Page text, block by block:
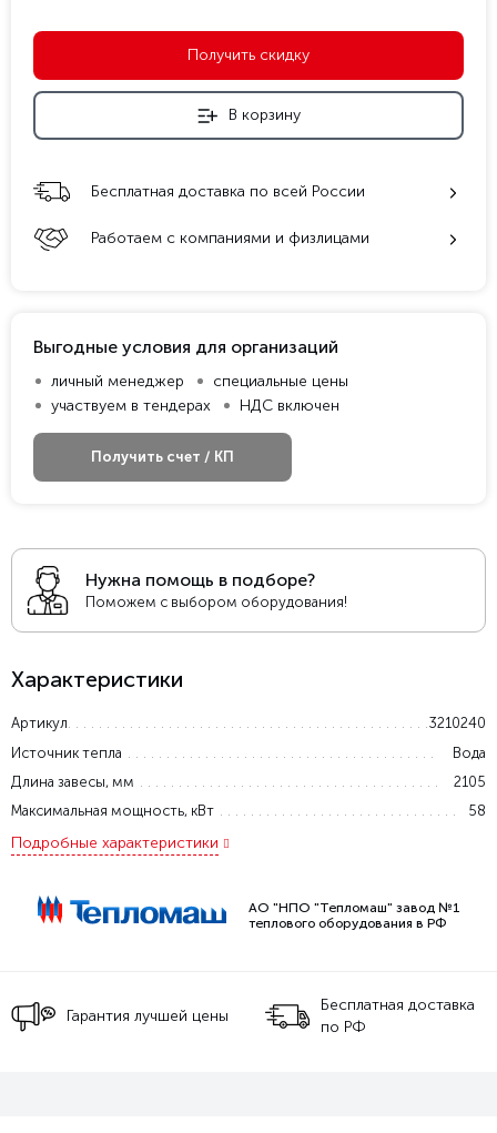
Нужна помощь в подборе?
Поможем с выбором оборудования!
Характеристики
Артикул
3210240
Источник тепла
Вода
Длина завесы, мм
2105
Максимальная мощность, кВт
58
Подробные характеристики
АО "НПО "Тепломаш" завод №1
теплового оборудования в РФ
Получить скидку
В корзину
Бесплатная доставка по всей России
Работаем с компаниями и физлицами
Выгодные условия для организаций
личный менеджер
специальные цены
участвуем в тендерах
НДС включен
Получить счет / КП
Гарантия лучшей цены
Бесплатная доставка
по РФ